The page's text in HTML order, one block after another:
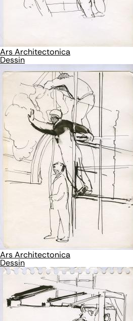
Ars Architectonica
Dessin
Ars Architectonica
Dessin